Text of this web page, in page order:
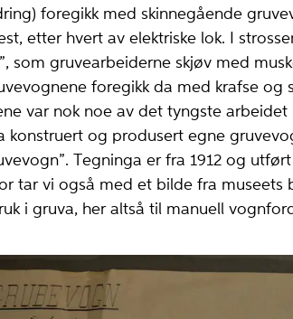
foregikk med skinnegående
etter hvert av elektriske lok. I
som gruvearbeiderne skjøv med
foregikk da med krafse og
var nok noe av det tyngste arbeidet
og produsert egne
Tegninga er fra 1912 og
tar vi også med et bilde fra museets
i gruva, her altså til manuell